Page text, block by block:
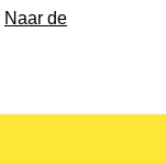
Naar de